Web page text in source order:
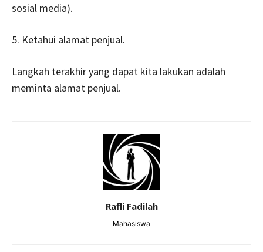
sosial media).
5. Ketahui alamat penjual.
Langkah terakhir yang dapat kita lakukan adalah
meminta alamat penjual.
Rafli Fadilah
Mahasiswa